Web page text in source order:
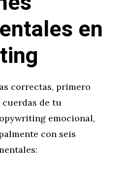
en
correctas, primero
cuerdas de tu
emocional,
con seis